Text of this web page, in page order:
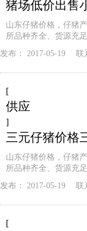
猪场低价出售
山东仔猪价格，仔猪
所品种齐全、货源充
发布： 2017-05-19 联
[
供应
]
三元仔猪价格
山东仔猪价格，仔猪
所品种齐全、货源充
发布： 2017-05-19 联
[